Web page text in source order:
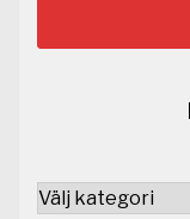
Kategorier